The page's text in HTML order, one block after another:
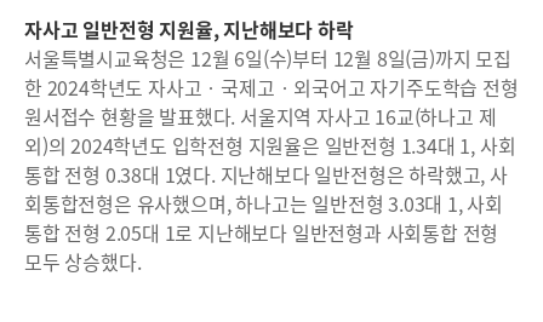
자사고 일반전형 지원율, 지난해보다 하락
서울특별시교육청은 12월 6일(수)부터 12월 8일(금)까지 모집
한 2024학년도 자사고‧국제고‧외국어고 자기주도학습 전형
원서접수 현황을 발표했다. 서울지역 자사고 16교(하나고 제
외)의 2024학년도 입학전형 지원율은 일반전형 1.34대 1, 사회
통합 전형 0.38대 1였다. 지난해보다 일반전형은 하락했고, 사
회통합전형은 유사했으며, 하나고는 일반전형 3.03대 1, 사회
통합 전형 2.05대 1로 지난해보다 일반전형과 사회통합 전형
모두 상승했다.